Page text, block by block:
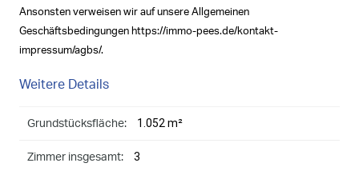
Ansonsten verweisen wir auf unsere Allgemeinen
Geschäftsbedingungen https://immo-pees.de/kontakt-
impressum/agbs/.
Weitere Details
Grundstücksfläche: 1.052 m²
Zimmer insgesamt: 3